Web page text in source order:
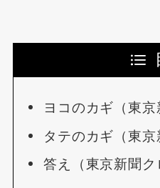
ヨコのカギ（東京
タテのカギ（東京
答え（東京新聞ク